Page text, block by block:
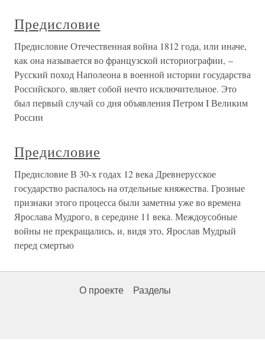
Предисловие
Предисловие Отечественная война 1812 года, или иначе,
как она называется во французской историографии, –
Русский поход Наполеона в военной истории государства
Российского, являет собой нечто исключительное. Это
был первый случай со дня объявления Петром I Великим
России
Предисловие
Предисловие В 30-х годах 12 века Древнерусское
государство распалось на отдельные княжества. Грозные
признаки этого процесса были заметны уже во времена
Ярослава Мудрого, в середине 11 века. Междоусобные
войны не прекращались, и, видя это, Ярослав Мудрый
перед смертью
О проекте Разделы